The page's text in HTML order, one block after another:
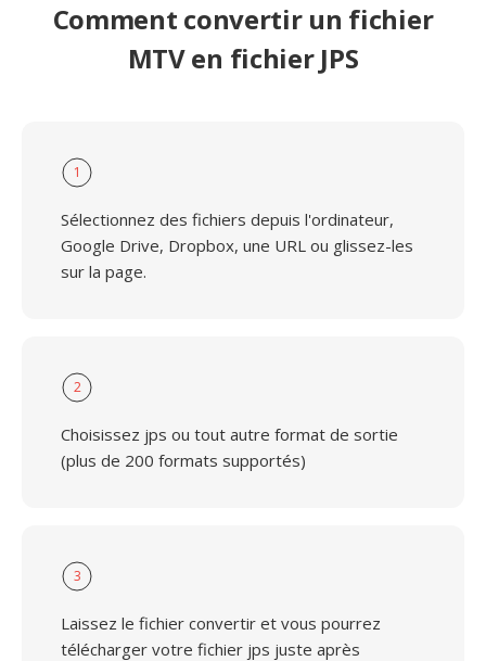
Comment convertir un fichier
MTV en fichier JPS
1
Sélectionnez des fichiers depuis l'ordinateur,
Google Drive, Dropbox, une URL ou glissez-les
sur la page.
2
Choisissez jps ou tout autre format de sortie
(plus de 200 formats supportés)
3
Laissez le fichier convertir et vous pourrez
télécharger votre fichier jps juste après